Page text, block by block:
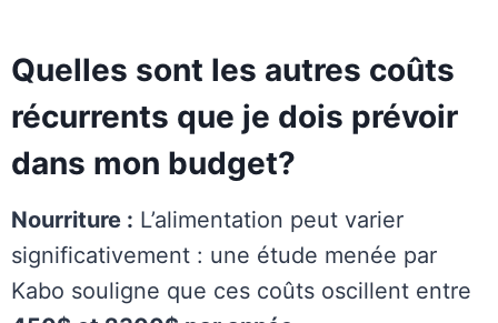
Quelles sont les autres coûts
récurrents que je dois prévoir
dans mon budget?
Nourriture : L’alimentation peut varier
significativement : une étude menée par
Kabo souligne que ces coûts oscillent entre